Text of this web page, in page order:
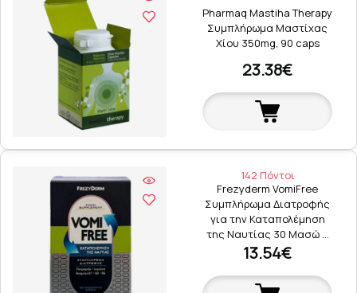
Pharmaq Mastiha Therapy
Συμπλήρωμα Μαστίχας
Χίου 350mg, 90 caps
23.38€
142 Πόντοι
Frezyderm VomiFree
Συμπλήρωμα Διατροφής
για την Καταπολέμηση
της Ναυτίας 30 Μασώ …
13.54€